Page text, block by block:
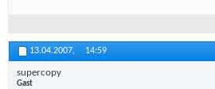
13.04.2007, 14:59
supercopy
Gast